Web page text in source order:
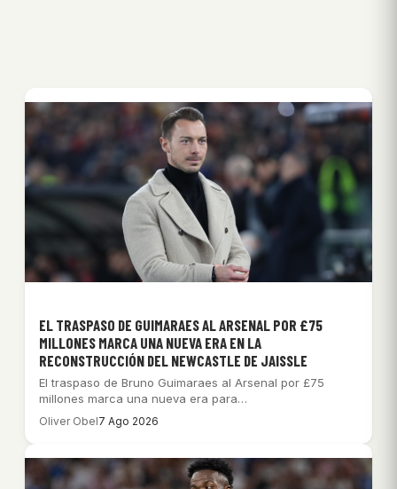
EL TRASPASO DE GUIMARAES AL ARSENAL POR £75
MILLONES MARCA UNA NUEVA ERA EN LA
RECONSTRUCCIÓN DEL NEWCASTLE DE JAISSLE
El traspaso de Bruno Guimaraes al Arsenal por £75
millones marca una nueva era para…
Oliver Obel7 Ago 2026